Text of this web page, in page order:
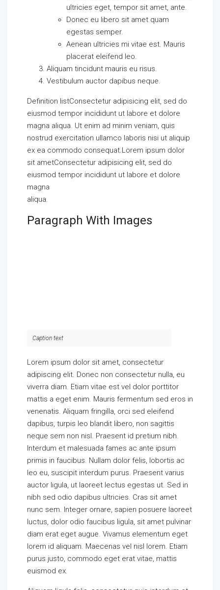
ultricies eget, tempor sit amet, ante.
Donec eu libero sit amet quam
egestas semper.
Aenean ultricies mi vitae est. Mauris
placerat eleifend leo.
Aliquam tincidunt mauris eu risus.
Vestibulum auctor dapibus neque.
Definition listConsectetur adipisicing elit, sed do
eiusmod tempor incididunt ut labore et dolore
magna aliqua. Ut enim ad minim veniam, quis
nostrud exercitation ullamco laboris nisi ut aliquip
ex ea commodo consequat.Lorem ipsum dolor
sit ametConsectetur adipisicing elit, sed do
eiusmod tempor incididunt ut labore et dolore
magna
aliqua.
Paragraph With Images
Caption text
Lorem ipsum dolor sit amet, consectetur
adipiscing elit. Donec non consectetur nulla, eu
viverra diam. Etiam vitae est vel dolor porttitor
mattis a eget enim. Mauris fermentum sed eros in
venenatis. Aliquam fringilla, orci sed eleifend
dapibus, turpis leo blandit libero, non sagittis
neque sem non nisl. Praesent id pretium nibh.
Interdum et malesuada fames ac ante ipsum
primis in faucibus. Nullam dolor felis, lobortis ac
leo eu, suscipit interdum purus. Praesent varius
auctor ligula, ut laoreet lectus egestas ut. Sed in
nibh sed odio dapibus ultricies. Cras sit amet
nunc sem. Integer ornare, sapien posuere laoreet
luctus, dolor odio faucibus ligula, sit amet pulvinar
diam erat eget augue. Vivamus elementum eget
lorem id aliquam. Maecenas vel nisl lorem. Etiam
purus justo, commodo eget erat vitae, mattis
euismod ex.